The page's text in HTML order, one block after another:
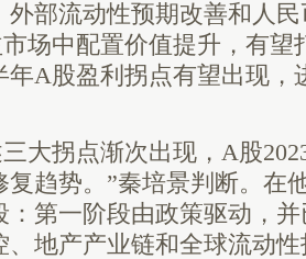
外部流动性预期改善和人
场中配置价值提升，有望
年A股盈利拐点有望出现，
拐点渐次出现，A股
复趋势。”秦培景判断。在
：第一阶段由政策驱动，
、地产产业链和全球流动